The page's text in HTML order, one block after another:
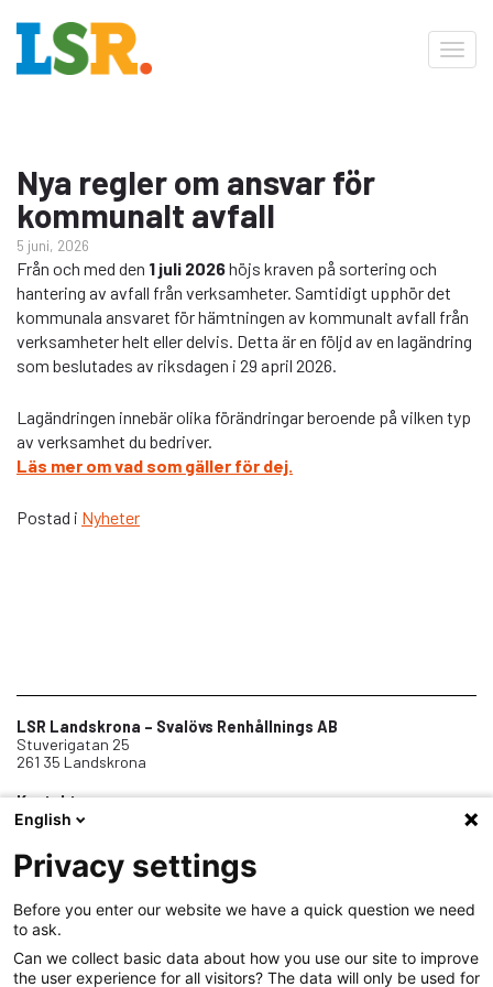
Nya regler om ansvar för
kommunalt avfall
5 juni, 2026
Från och med den 1 juli 2026höjs kraven på sortering och
hantering av avfall från verksamheter. Samtidigt upphör det
kommunala ansvaret för hämtningen av kommunalt avfall från
verksamheter helt eller delvis. Detta är en följd av en lagändring
som beslutades av riksdagen i 29 april 2026.
Lagändringen innebär olika förändringar beroende på vilken typ
av verksamhet du bedriver.
Läs mer om vad som gäller för dej.
Postad i Nyheter
LSR Landskrona – Svalövs Renhållnings AB
Stuverigatan 25
261 35 Landskrona
Kontakt
0418-45 01 00
Telefontid vardagar 8-12
Om oss
Samarbeten
English
Privacy settings
Before you enter our website we have a quick question we need
to ask.
Can we collect basic data about how you use our site to improve
the user experience for all visitors? The data will only be used for